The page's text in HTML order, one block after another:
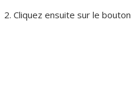
Cliquez ensuite sur le